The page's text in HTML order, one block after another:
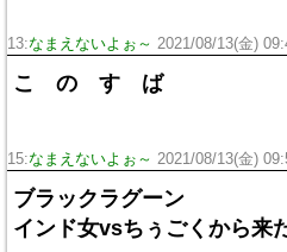
13:なまえないよぉ～ 2021/08/13(金)
こ の す ば
15:なまえないよぉ～ 2021/08/13(金)
ブラックラグーン
インド女vsちぅごくから来